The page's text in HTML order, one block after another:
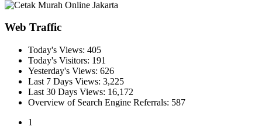
Web Traffic
Today's Views: 405
Today's Visitors: 191
Yesterday's Views: 626
Last 7 Days Views: 3,225
Last 30 Days Views: 16,172
Overview of Search Engine Referrals: 587
1